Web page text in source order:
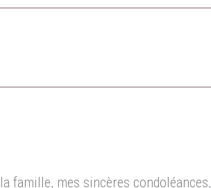
famille, mes sincères condoléances,